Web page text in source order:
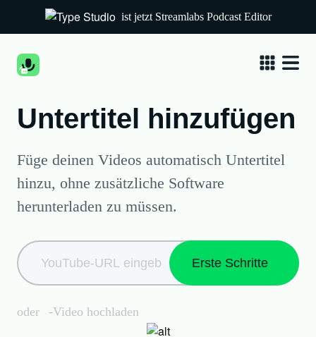
ist jetzt Streamlabs Podcast Editor
Untertitel hinzufügen
Füge deinen Videos automatisch Untertitel
hinzu, ohne zusätzliche Software
herunterladen zu müssen.
Erste Schritte
oder -Video hochladen